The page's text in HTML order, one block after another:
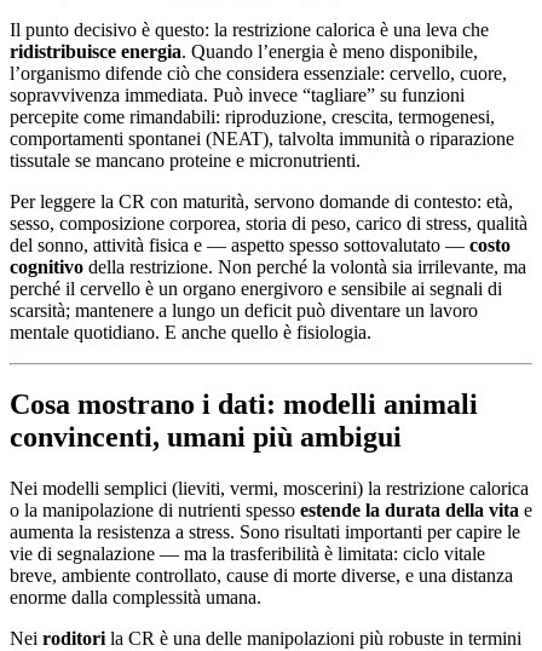
Il punto decisivo è questo: la restrizione calorica è una leva che
ridistribuisce energia. Quando l’energia è meno disponibile,
l’organismo difende ciò che considera essenziale: cervello, cuore,
sopravvivenza immediata. Può invece “tagliare” su funzioni
percepite come rimandabili: riproduzione, crescita, termogenesi,
comportamenti spontanei (NEAT), talvolta immunità o riparazione
tissutale se mancano proteine e micronutrienti.
Per leggere la CR con maturità, servono domande di contesto: età,
sesso, composizione corporea, storia di peso, carico di stress, qualità
del sonno, attività fisica e — aspetto spesso sottovalutato — costo
cognitivo della restrizione. Non perché la volontà sia irrilevante, ma
perché il cervello è un organo energivoro e sensibile ai segnali di
scarsità; mantenere a lungo un deficit può diventare un lavoro
mentale quotidiano. E anche quello è fisiologia.
Cosa mostrano i dati: modelli animali
convincenti, umani più ambigui
Nei modelli semplici (lieviti, vermi, moscerini) la restrizione calorica
o la manipolazione di nutrienti spesso estende la durata della vita e
aumenta la resistenza a stress. Sono risultati importanti per capire le
vie di segnalazione — ma la trasferibilità è limitata: ciclo vitale
breve, ambiente controllato, cause di morte diverse, e una distanza
enorme dalla complessità umana.
Nei roditori la CR è una delle manipolazioni più robuste in termini